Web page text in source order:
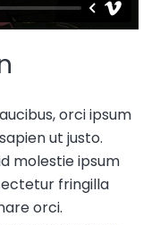
orci ipsum
ut justo.
molestie ipsum
fringilla
orci.